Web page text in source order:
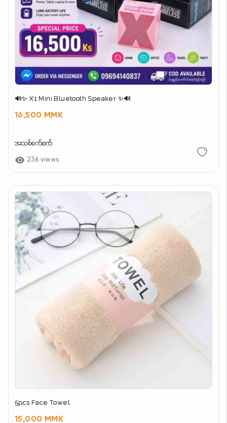
🔊✨ X1 Mini Bluetooth Speaker ✨🔊
16,500 MMK
အသစ်စက်စက်
236 views
5pcs Face Towel
15,000 MMK